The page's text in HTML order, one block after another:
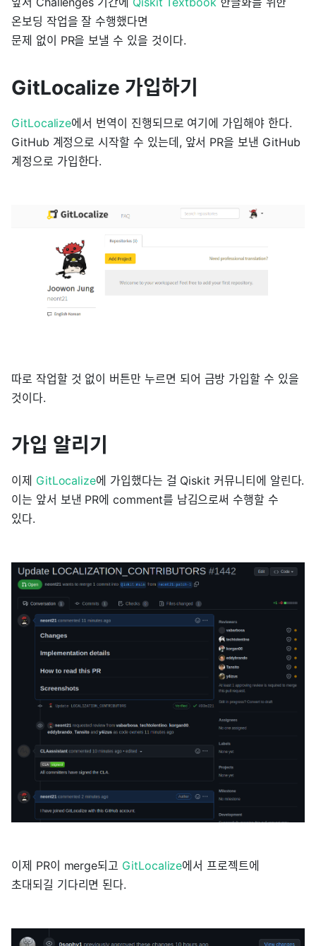
온보딩 작업을 잘 수행했다면
문제 없이 PR을 보낼 수 있을 것이다.
GitLocalize 가입하기
GitLocalize에서 번역이 진행되므로 여기에 가입해야 한다.
GitHub 계정으로 시작할 수 있는데, 앞서 PR을 보낸 GitHub
계정으로 가입한다.
따로 작업할 것 없이 버튼만 누르면 되어 금방 가입할 수 있을
것이다.
가입 알리기
이제 GitLocalize에 가입했다는 걸 Qiskit 커뮤니티에 알린다.
이는 앞서 보낸 PR에 comment를 남김으로써 수행할 수
있다.
이제 PR이 merge되고 GitLocalize에서 프로젝트에
초대되길 기다리면 된다.